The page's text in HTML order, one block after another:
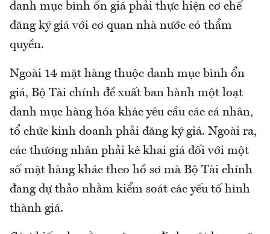
danh mục bình ổn giá phải thực hiện cơ chế
đăng ký giá với cơ quan nhà nước có thẩm
quyền.
Ngoài 14 mặt hàng thuộc danh mục bình ổn
giá, Bộ Tài chính đề xuất ban hành một loạt
danh mục hàng hóa khác yêu cầu các cá nhân,
tổ chức kinh doanh phải đăng ký giá. Ngoài ra,
các thương nhân phải kê khai giá đối với một
số mặt hàng khác theo hồ sơ mà Bộ Tài chính
đang dự thảo nhằm kiểm soát các yếu tố hình
thành giá.